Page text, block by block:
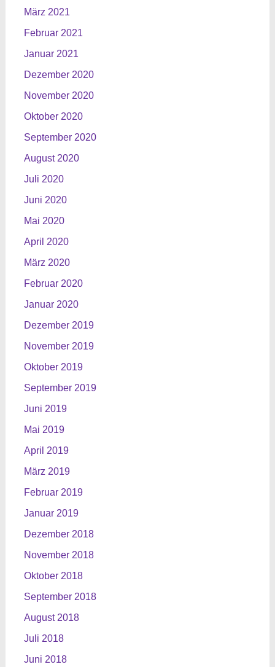
März 2021
Februar 2021
Januar 2021
Dezember 2020
November 2020
Oktober 2020
September 2020
August 2020
Juli 2020
Juni 2020
Mai 2020
April 2020
März 2020
Februar 2020
Januar 2020
Dezember 2019
November 2019
Oktober 2019
September 2019
Juni 2019
Mai 2019
April 2019
März 2019
Februar 2019
Januar 2019
Dezember 2018
November 2018
Oktober 2018
September 2018
August 2018
Juli 2018
Juni 2018